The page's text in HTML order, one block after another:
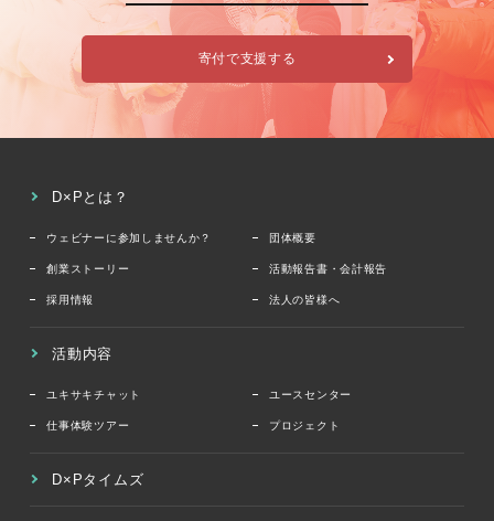
寄付で支援する
D×Pとは？
ウェビナーに参加しませんか？ 団体概要
創業ストーリー 活動報告書・会計報告
採用情報 法人の皆様へ
活動内容
ユキサキチャット ユースセンター
仕事体験ツアー プロジェクト
D×Pタイムズ